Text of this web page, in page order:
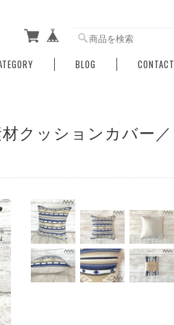
BLOG CONTACT
クッションカバー／